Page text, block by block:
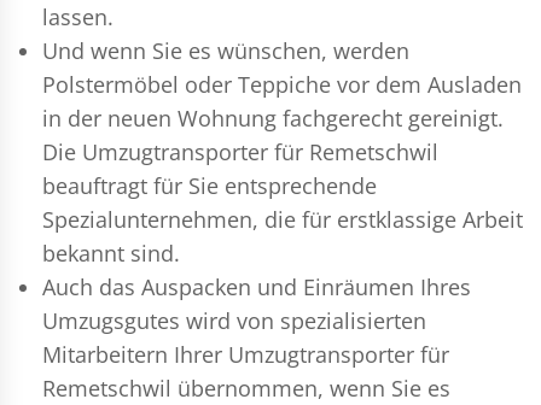
lassen.
Und wenn Sie es wünschen, werden
Polstermöbel oder Teppiche vor dem Ausladen
in der neuen Wohnung fachgerecht gereinigt.
Die Umzugtransporter für Remetschwil
beauftragt für Sie entsprechende
Spezialunternehmen, die für erstklassige Arbeit
bekannt sind.
Auch das Auspacken und Einräumen Ihres
Umzugsgutes wird von spezialisierten
Mitarbeitern Ihrer Umzugtransporter für
Remetschwil übernommen, wenn Sie es